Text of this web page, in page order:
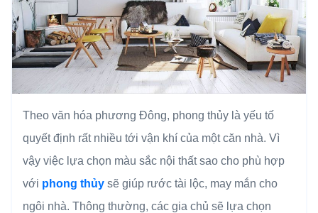
Theo văn hóa phương Đông, phong thủy là yếu tố
quyết định rất nhiều tới vận khí của một căn nhà. Vì
vậy việc lựa chọn màu sắc nội thất sao cho phù hợp
với phong thủy sẽ giúp rước tài lộc, may mắn cho
ngôi nhà. Thông thường, các gia chủ sẽ lựa chọn